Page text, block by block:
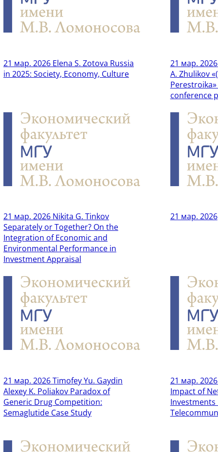
21 мар. 2026 Elena S. Zotova Russia
in 2025: Society, Economy, Culture
21 мар. 2026
A. Zhulikov
conference
21 мар. 2026 Nikita G. Tinkov
Separately or Together? On the
Integration of Economic and
Environmental Performance in
Investment Appraisal
21 мар. 2026
21 мар. 2026Timofey Yu. Gaydin
Alexey K. Poliakov Paradox of
Generic Drug Competition:
Semaglutide Case Study
21 мар. 2026
Impact of
Investments